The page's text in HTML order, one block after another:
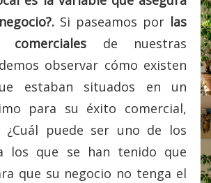
Si paseamos por las
de nuestras
observar cómo existen
estaban situados en un
para su éxito comercial,
¿Cuál puede ser uno de los
los que se han tenido que
que su negocio no tenga el